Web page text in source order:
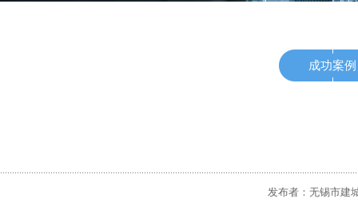
成功案例
发布者：无锡市建